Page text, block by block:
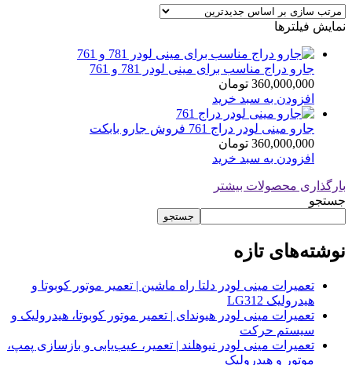
نمایش فیلترها
جارو دراج مناسب برای مینی لودر 781 و 761
360,000,000 تومان
افزودن به سبد خرید
جارو مینی لودر دراج 761 فروش جارو بابکت
360,000,000 تومان
افزودن به سبد خرید
بارگذاری محصولات بیشتر
جستجو
جستجو
نوشته‌های تازه
تعمیرات مینی لودر دلتا راه ماشین | تعمیر موتور کوبوتا و
هیدرولیک LG312
تعمیرات مینی لودر هیوندای | تعمیر موتور کوبوتا، هیدرولیک و
سیستم حرکت
تعمیرات مینی لودر نیوهلند | تعمیر، عیب‌یابی و بازسازی پمپ،
موتور و هیدرولیک